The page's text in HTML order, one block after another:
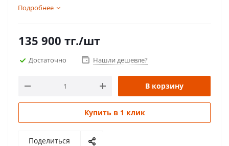
Подробнее
135 900 тг./шт
Достаточно Нашли дешевле?
В корзину
Купить в 1 клик
Поделиться